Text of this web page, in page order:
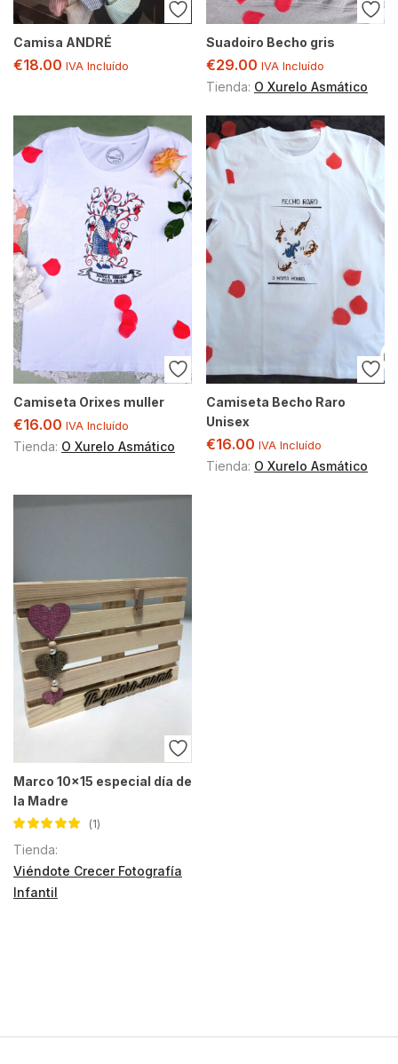
Camisa ANDRÉ
€18.00 IVA Incluído
Suadoiro Becho gris
€29.00 IVA Incluído
Tienda: O Xurelo Asmático
Camiseta Orixes muller
€16.00 IVA Incluído
Tienda: O Xurelo Asmático
Camiseta Becho Raro
Unisex
€16.00 IVA Incluído
Tienda: O Xurelo Asmático
Marco 10×15 especial día de
la Madre
5.00 de 5
1
Tienda:
Viéndote Crecer Fotografía
Infantil